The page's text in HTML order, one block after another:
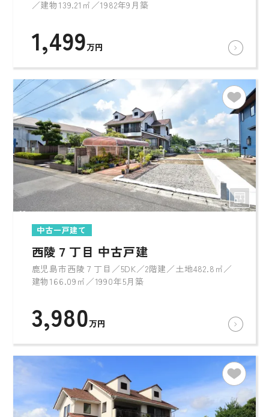
／建物139.21㎡／1982年9月築
1,499万円
中古一戸建て
西陵７丁目 中古戸建
鹿児島市西陵７丁目／5DK／2階建／土地482.8㎡／
建物166.09㎡／1990年5月築
3,980万円